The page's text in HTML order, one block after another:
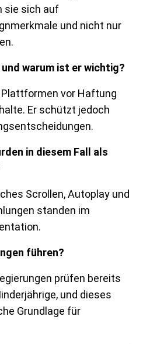
sie sich auf
und nicht nur
warum ist er wichtig?
vor Haftung
Er schützt jedoch
in diesem Fall als
Scrollen, Autoplay und
standen im
führen?
prüfen bereits
und dieses
Grundlage für